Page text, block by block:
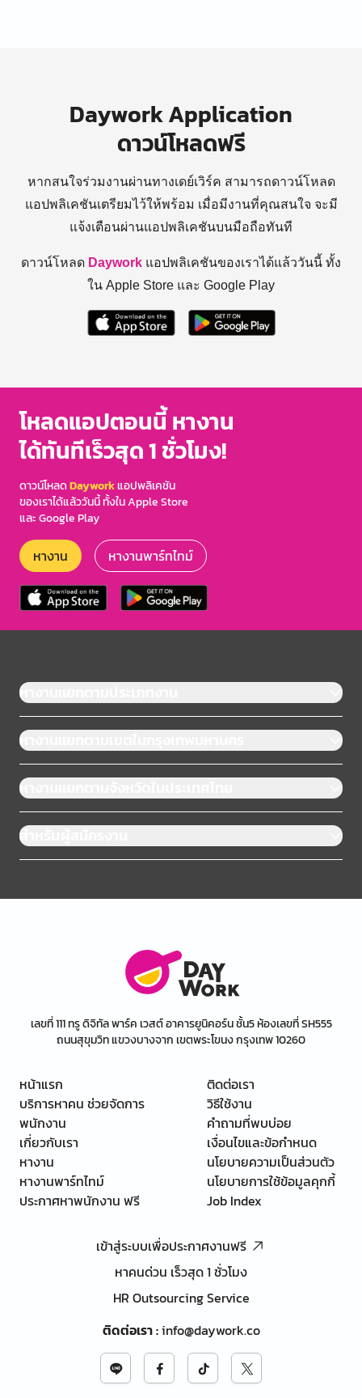
Daywork Application
ดาวน์โหลดฟรี
หากสนใจร่วมงานผ่านทางเดย์เวิร์ค สามารถดาวน์โหลด
แอปพลิเคชันเตรียมไว้ให้พร้อม เมื่อมีงานที่คุณสนใจ จะมี
แจ้งเตือนผ่านแอปพลิเคชันบนมือถือทันที
ดาวน์โหลด Daywork แอปพลิเคชันของเราได้แล้ววันนี้ ทั้ง
ใน Apple Store และ Google Play
โหลดแอปตอนนี้ หางาน
ได้ทันทีเร็วสุด 1 ชั่วโมง!
ดาวน์โหลดDayworkแอปพลิเคชัน
ของเราได้แล้ววันนี้ ทั้งใน Apple Store
และ Google Play
หางาน หางานพาร์ทไทม์
หางานแยกตามประเภทงาน
หางานแยกตามเขตในกรุงเทพมหานคร
หางานแยกตามจังหวัดในประเทศไทย
สำหรับผู้สมัครงาน
เลขที่ 111 ทรู ดิจิทัล พาร์ค เวสต์ อาคารยูนิคอร์น ชั้น5 ห้องเลขที่ SH555
ถนนสุขุมวิท แขวงบางจาก เขตพระโขนง กรุงเทพ 10260
หน้าแรก
บริการหาคน ช่วยจัดการ
พนักงาน
เกี่ยวกับเรา
หางาน
หางานพาร์ทไทม์
ประกาศหาพนักงาน ฟรี
ติดต่อเรา
วิธีใช้งาน
คำถามที่พบบ่อย
เงื่อนไขและข้อกำหนด
นโยบายความเป็นส่วนตัว
นโยบายการใช้ข้อมูลคุกกี้
Job Index
เข้าสู่ระบบเพื่อประกาศงานฟรี
หาคนด่วน เร็วสุด 1 ชั่วโมง
HR Outsourcing Service
ติดต่อเรา:info@daywork.co